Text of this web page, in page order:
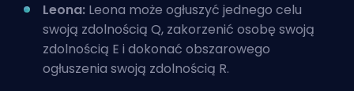
Leona: Leona może ogłuszyć jednego celu
swoją zdolnością Q, zakorzenić osobę swoją
zdolnością E i dokonać obszarowego
ogłuszenia swoją zdolnością R.